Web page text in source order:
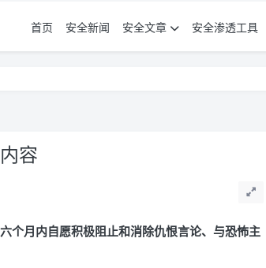
首页 安全新闻 安全文章 安全渗透工具
容
月内自愿积极阻止和消除仇恨言论、与恐怖主